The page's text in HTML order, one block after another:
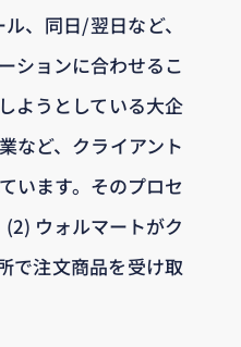
、同日/翌日など、
ションに合わせるこ
ようとしている大企
など、クライアント
います。そのプロセ
ウォルマートがク
で注文商品を受け取